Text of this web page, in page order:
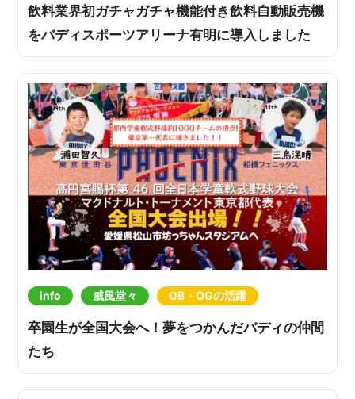
飲料業界初ガチャガチャ機能付き飲料自動販売機
をバディスポーツアリーナ有明に導入しました
info 威風堂々 OB・OGの活躍
卒園生が全国大会へ！夢をつかんだバディの仲間
たち